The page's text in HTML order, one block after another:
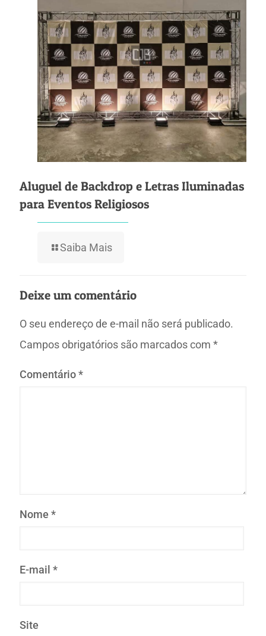
Aluguel de Backdrop e Letras Iluminadas
para Eventos Religiosos
Saiba Mais
Deixe um comentário
O seu endereço de e-mail não será publicado.
Campos obrigatórios são marcados com *
Comentário*
Nome *
E-mail *
Site